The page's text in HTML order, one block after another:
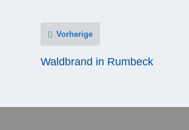
Vorherige
Waldbrand in Rumbeck